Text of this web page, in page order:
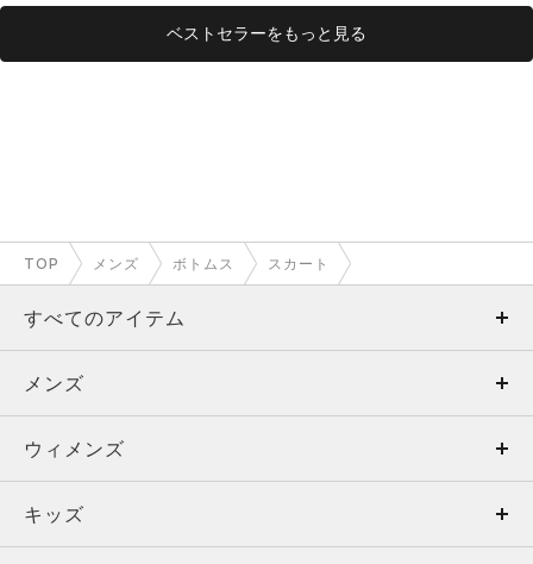
ベストセラーをもっと見る
TOP メンズ ボトムス スカート
すべてのアイテム
メンズ
ウィメンズ
キッズ
メンズ
トップス
ボトムス
ウィメンズ
トップス
キッズ